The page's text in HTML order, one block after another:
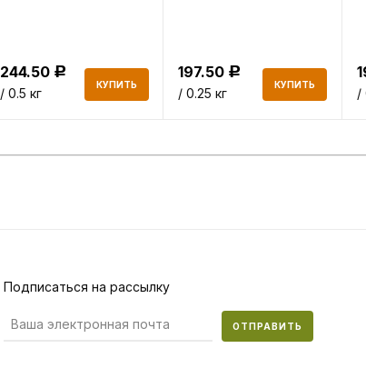
244.50 Р
/ 0.5 кг
КУПИТЬ
197.50 Р
/ 0.25 кг
КУПИТЬ
/
Подписаться на рассылку
ОТПРАВИТЬ